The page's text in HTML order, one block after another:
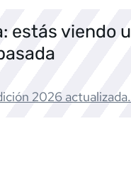
estás viendo
2026 actualizada.